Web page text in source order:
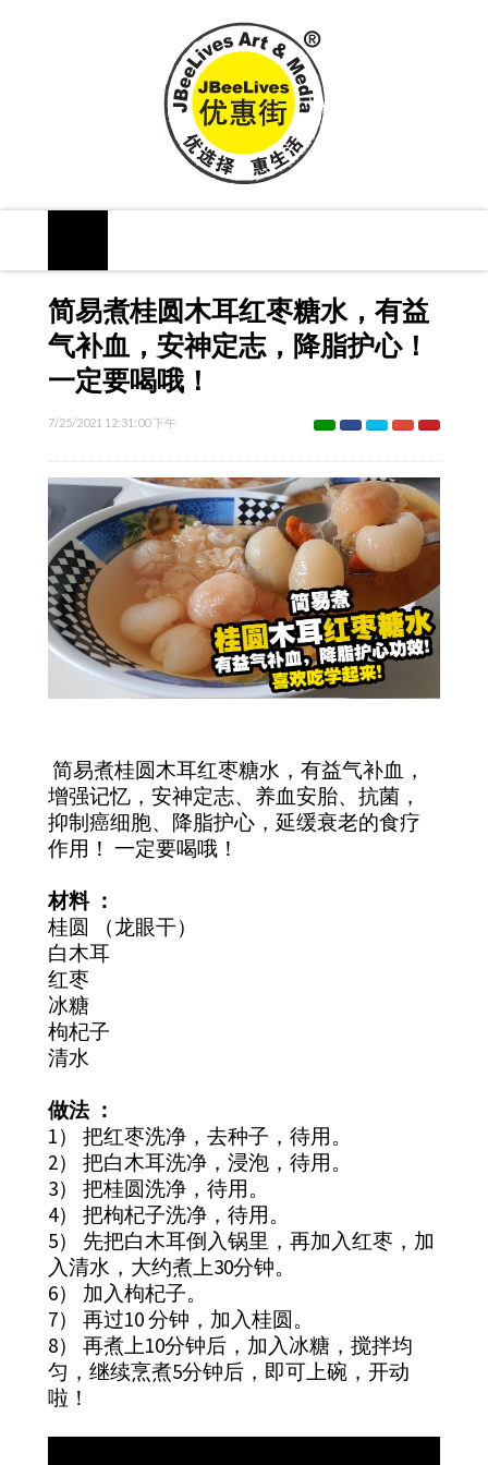
简易煮桂圆木耳红枣糖水，有益
气补血，安神定志，降脂护心！
一定要喝哦！
7/25/2021 12:31:00 下午
简易煮桂圆木耳红枣糖水，有益气补血，
增强记忆，安神定志、养血安胎、抗菌，
抑制癌细胞、降脂护心，延缓衰老的食疗
作用！ 一定要喝哦！
材料 ：
桂圆 （龙眼干）
白木耳
红枣
冰糖
枸杞子
清水
做法 ：
1） 把红枣洗净，去种子，待用。
2） 把白木耳洗净，浸泡，待用。
3） 把桂圆洗净，待用。
4） 把枸杞子洗净，待用。
5） 先把白木耳倒入锅里，再加入红枣，加
入清水，大约煮上30分钟。
6） 加入枸杞子。
7） 再过10 分钟，加入桂圆。
8） 再煮上10分钟后，加入冰糖，搅拌均
匀，继续烹煮5分钟后，即可上碗，开动
啦！